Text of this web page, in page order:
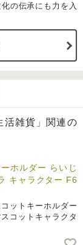
の伝承にも力を入
活雑貨」関連の
ホルダー らいじ
キャラクター F6
ットキーホルダー
コットキャラクタ